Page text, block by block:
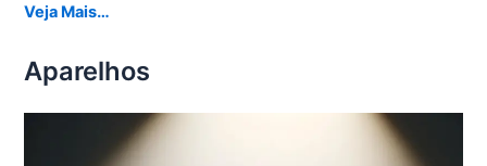
Veja Mais…
Aparelhos